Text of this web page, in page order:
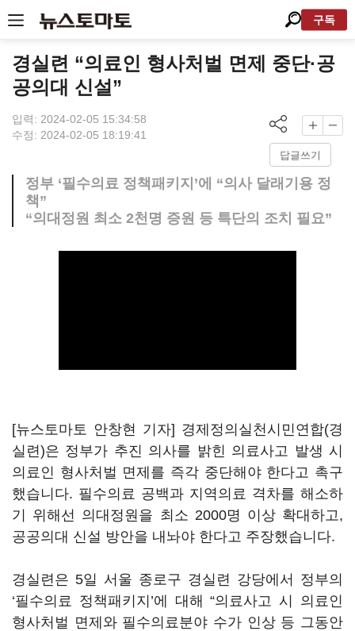
구독
경실련 “의료인 형사처벌 면제 중단·공
공의대 신설”
입력: 2024-02-05 15:34:58
수정: 2024-02-05 18:19:41
답글쓰기
정부 ‘필수의료 정책패키지’에 “의사 달래기용 정
책”
“의대정원 최소 2천명 증원 등 특단의 조치 필요”
[뉴스토마토 안창현 기자] 경제정의실천시민연합(경
실련)은 정부가 추진 의사를 밝힌 의료사고 발생 시
의료인 형사처벌 면제를 즉각 중단해야 한다고 촉구
했습니다. 필수의료 공백과 지역의료 격차를 해소하
기 위해선 의대정원을 최소 2000명 이상 확대하고,
공공의대 신설 방안을 내놔야 한다고 주장했습니다.
경실련은 5일 서울 종로구 경실련 강당에서 정부의
‘필수의료 정책패키지’에 대해 “의료사고 시 의료인
형사처벌 면제와 필수의료분야 수가 인상 등 그동안